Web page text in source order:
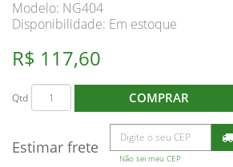
Modelo: NG404
Disponibilidade: Em estoque
R$ 117,60
Qtd COMPRAR
Estimar frete
Não sei meu CEP